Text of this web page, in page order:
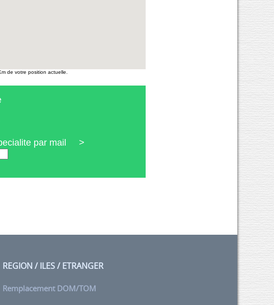
de votre position actuelle.
par mail >
REGION / ILES / ETRANGER
Remplacement DOM/TOM